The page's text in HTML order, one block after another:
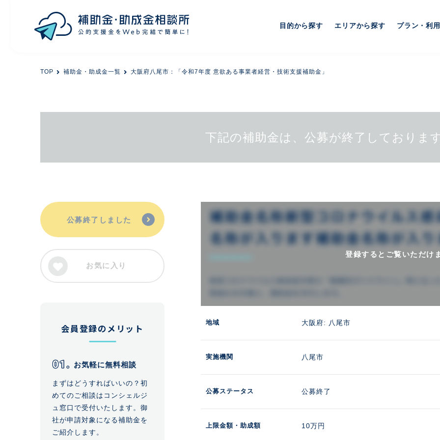
エリアから探す
目的から探す エリアから探す プラン・利
TOP 補助金・助成金一覧 大阪府八尾市：「令和7年度 意欲ある事業者経営・技術支援補助金」
下記の補助金は、公募が終了しておりま
登録するとご覧いただけ
地域 大阪府: 八尾市
実施機関 八尾市
公募ステータス 公募終了
上限金額 ・助成額 10万円
公募終了しました
お気に入り
会員登録のメリット
お気軽に無料相談
まずはどうすればいいの？初
めてのご相談はコンシェルジ
ュ窓口で受付いたします。御
社が申請対象になる補助金を
ご紹介します。